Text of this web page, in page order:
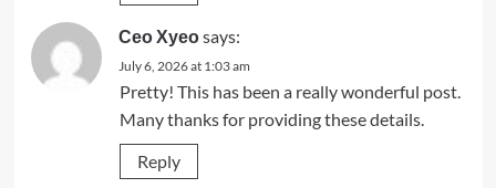
Сео Хуеоsays:
July 6, 2026 at 1:03 am
Pretty! This has been a really wonderful post.
Many thanks for providing these details.
Reply